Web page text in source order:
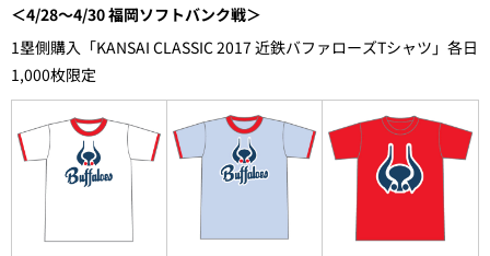
＜4/28～4/30 福岡ソフトバンク戦＞
1塁側購入「KANSAI CLASSIC 2017 近鉄バファローズTシャツ」各日
1,000枚限定